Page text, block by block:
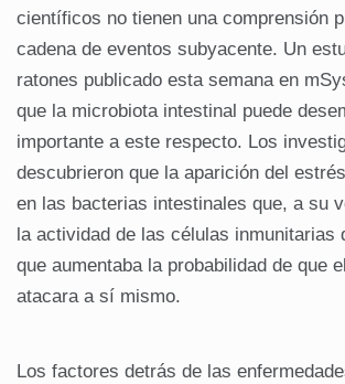
científicos no tienen una comprensión
cadena de eventos subyacente. Un
ratones publicado esta semana en
que la microbiota intestinal puede
importante a este respecto. Los
descubrieron que la aparición del
en las bacterias intestinales que, a su
la actividad de las células inmunitarias
que aumentaba la probabilidad de que
atacara a sí mismo.
Los factores detrás de las